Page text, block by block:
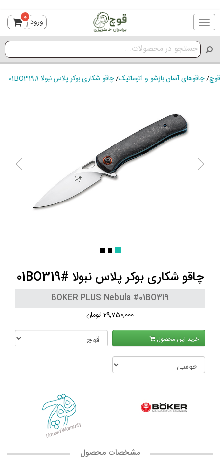
Toggle
navigation
ورود 0
قوچ/چاقوهای آسان بازشو و اتوماتیک/چاقو شکاری بوکر پلاس نبولا #01BO319
چاقو شکاری بوکر پلاس نبولا #01BO319
BOKER PLUS Nebula #01BO319
29,750,000 تومان
خرید این محصول
مشخصات محصول